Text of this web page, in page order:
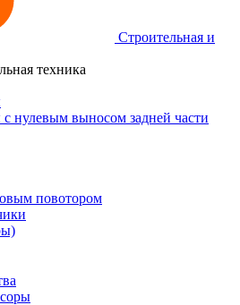
Строительная и
техника
нулевым выносом задней части
повотором